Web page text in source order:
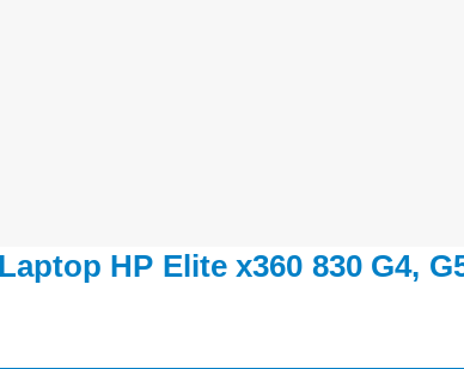
HP Elite x360 830 G4,